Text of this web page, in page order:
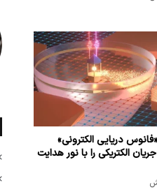
دریایی الکترونی»
الکتریکی را با نور هدایت